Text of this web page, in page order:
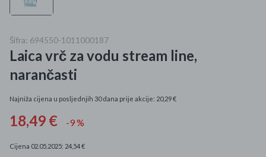
Kišobrani akcija
Ograničena cijena
Šifra: 694550-1011000187
Laica vrč za vodu stream line,
narančasti
Najniža cijena u posljednjih 30 dana prije akcije: 20,29 €
18,49 € -9 %
Cijena 02.05.2025: 24,54 €